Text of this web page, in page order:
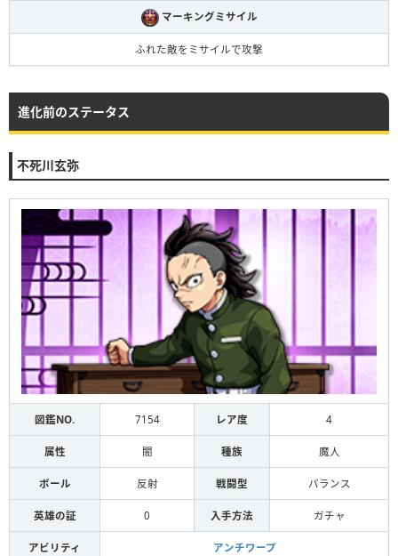
マーキングミサイル
ふれた敵をミサイルで攻撃
進化前のステータス
不死川玄弥
図鑑NO. 7154 レア度 4
属性 闇 種族 魔人
ボール 反射 戦闘型 バランス
英雄の証 0 入手方法 ガチャ
アビリティ アンチワープ